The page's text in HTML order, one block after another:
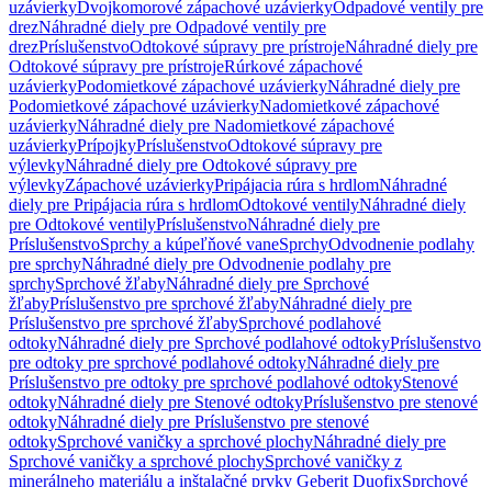
uzávierkyDvojkomorové zápachové uzávierkyOdpadové ventily pre
drezNáhradné diely pre Odpadové ventily pre
drezPríslušenstvoOdtokové súpravy pre prístrojeNáhradné diely pre
Odtokové súpravy pre prístrojeRúrkové zápachové
uzávierkyPodomietkové zápachové uzávierkyNáhradné diely pre
Podomietkové zápachové uzávierkyNadomietkové zápachové
uzávierkyNáhradné diely pre Nadomietkové zápachové
uzávierkyPrípojkyPríslušenstvoOdtokové súpravy pre
výlevkyNáhradné diely pre Odtokové súpravy pre
výlevkyZápachové uzávierkyPripájacia rúra s hrdlomNáhradné
diely pre Pripájacia rúra s hrdlomOdtokové ventilyNáhradné diely
pre Odtokové ventilyPríslušenstvoNáhradné diely pre
PríslušenstvoSprchy a kúpeľňové vaneSprchyOdvodnenie podlahy
pre sprchyNáhradné diely pre Odvodnenie podlahy pre
sprchySprchové žľabyNáhradné diely pre Sprchové
žľabyPríslušenstvo pre sprchové žľabyNáhradné diely pre
Príslušenstvo pre sprchové žľabySprchové podlahové
odtokyNáhradné diely pre Sprchové podlahové odtokyPríslušenstvo
pre odtoky pre sprchové podlahové odtokyNáhradné diely pre
Príslušenstvo pre odtoky pre sprchové podlahové odtokyStenové
odtokyNáhradné diely pre Stenové odtokyPríslušenstvo pre stenové
odtokyNáhradné diely pre Príslušenstvo pre stenové
odtokySprchové vaničky a sprchové plochyNáhradné diely pre
Sprchové vaničky a sprchové plochySprchové vaničky z
minerálneho materiálu a inštalačné prvky Geberit DuofixSprchové